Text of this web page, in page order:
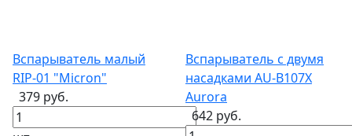
Вспарыватель малый
RIP-01 "Micron"
379 руб.
Вспарыватель с двумя
насадками AU-B107X
Aurora
642 руб.